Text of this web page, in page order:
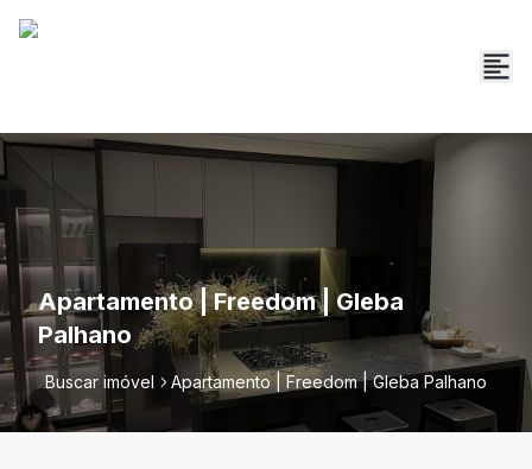
Apartamento | Freedom | Gleba
Palhano
Buscar imóvel Apartamento | Freedom | Gleba Palhano